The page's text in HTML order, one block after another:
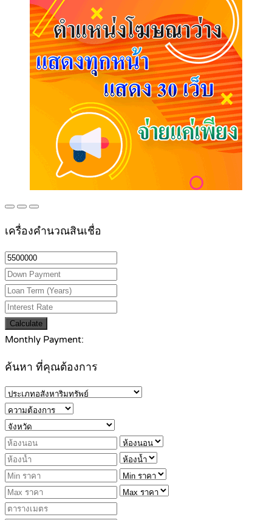
เครื่องคำนวณสินเชื่อ
Calculate
Monthly Payment:
ค้นหา ที่คุณต้องการ